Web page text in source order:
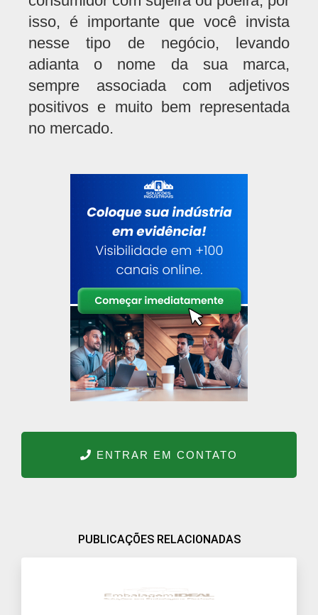
isso, é importante que você invista
nesse tipo de negócio, levando
adianta o nome da sua marca,
sempre associada com adjetivos
positivos e muito bem representada
no mercado.
ENTRAR EM CONTATO
PUBLICAÇÕES RELACIONADAS